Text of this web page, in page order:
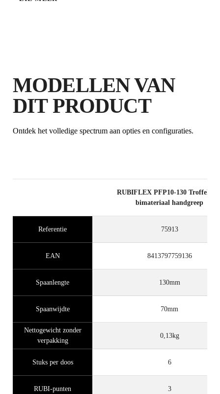
PUNTEN
GRATIS GARANTIE
VERLENGD OP IN
AANMERKING KOMENDE
PRODUCTEN
MODELLEN VAN
DIT PRODUCT
Ontdek het volledige spectrum aan opties en configuraties.
RUBIFLEX PFP10-130 Troffel
bimateriaal handgreep
Referentie 75913
EAN 8413797759136
Spaanlengte 130mm
Spaanwijdte 70mm
Nettogewicht zonder
verpakking
0,13kg
Stuks per doos 6
RUBI-punten 3